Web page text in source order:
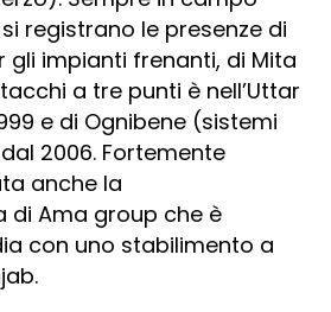
registrano le presenze di
gli impianti frenanti, di Mita
a tre punti è nell’Uttar
e di Ognibene (sistemi
2006. Fortemente
anche la
di Ama group che è
con uno stabilimento a